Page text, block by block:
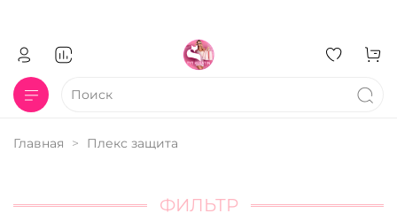
Главная Плекс защита
ФИЛЬТР